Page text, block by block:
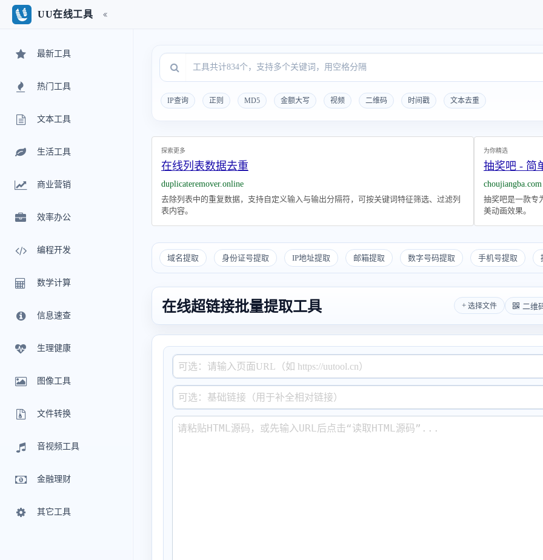
最新工具
热门工具
文本工具
生活工具
商业营销
效率办公
编程开发
数学计算
信息速查
生理健康
图像工具
文件转换
音视频工具
金融理财
其它工具
UU在线工具
IP查询 正则 MD5 金额大写 视频 二维码 时间戳 文本去重
探索更多
在线列表数据去重
duplicateremover.online
去除列表中的重复数据，支持自定义输入与输出分隔符，可按关键词特征筛选、过滤列
表内容。
为你精选
抽奖吧 - 简
choujiangba.com
抽奖吧是一款专
美动画效果。
域名提取 身份证号提取 IP地址提取 邮箱提取 数字号码提取 手机号提取
在线超链接批量提取工具 + 选择文件 二维